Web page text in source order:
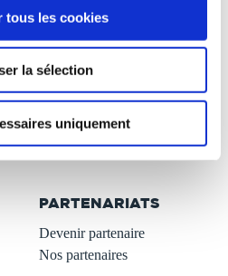
tous les cookies
la sélection
uniquement
OFFRES
Newsletter -10%
Remises quantités -42%
Parrainage : partagez 5€
Programme de fidélité
Carte cadeau
PARTENARIATS
Devenir partenaire
Nos partenaires